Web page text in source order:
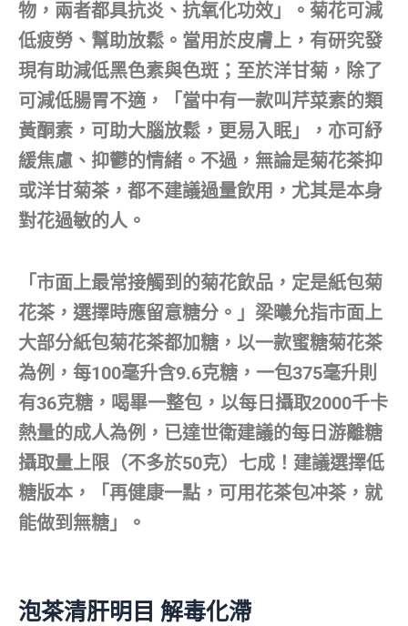
物，兩者都具抗炎、抗氧化功效」。菊花可減
低疲勞、幫助放鬆。當用於皮膚上，有研究發
現有助減低黑色素與色斑；至於洋甘菊，除了
可減低腸胃不適，「當中有一款叫芹菜素的類
黃酮素，可助大腦放鬆，更易入眠」，亦可紓
緩焦慮、抑鬱的情緒。不過，無論是菊花茶抑
或洋甘菊茶，都不建議過量飲用，尤其是本身
對花過敏的人。
「市面上最常接觸到的菊花飲品，定是紙包菊
花茶，選擇時應留意糖分。」梁曦允指市面上
大部分紙包菊花茶都加糖，以一款蜜糖菊花茶
為例，每100毫升含9.6克糖，一包375毫升則
有36克糖，喝畢一整包，以每日攝取2000千卡
熱量的成人為例，已達世衛建議的每日游離糖
攝取量上限（不多於50克）七成！建議選擇低
糖版本，「再健康一點，可用花茶包冲茶，就
能做到無糖」。
泡茶清肝明目 解毒化滯